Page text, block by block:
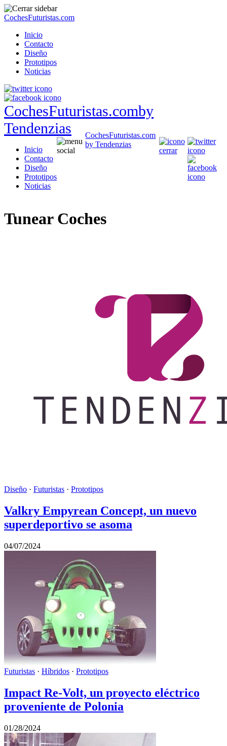
CochesFuturistas.com
Inicio
Contacto
Diseño
Prototipos
Noticias
CochesFuturistas.comby
Tendenzias
Inicio
Contacto
Diseño
Prototipos
Noticias
CochesFuturistas.com
by Tendenzias
Tunear Coches
Diseño · Futuristas · Prototipos
Valkry Empyrean Concept, un nuevo
superdeportivo se asoma
04/07/2024
Futuristas · Híbridos · Prototipos
Impact Re-Volt, un proyecto eléctrico
proveniente de Polonia
01/28/2024